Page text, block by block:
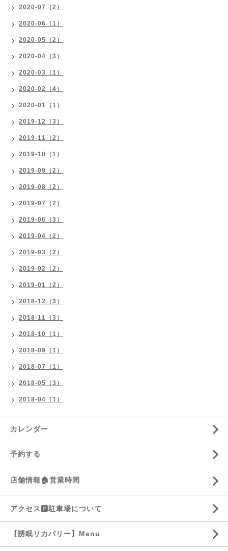
2020-07（2）
2020-06（1）
2020-05（2）
2020-04（3）
2020-03（1）
2020-02（4）
2020-01（1）
2019-12（3）
2019-11（2）
2019-10（1）
2019-09（2）
2019-08（2）
2019-07（2）
2019-06（3）
2019-04（2）
2019-03（2）
2019-02（2）
2019-01（2）
2018-12（3）
2018-11（3）
2018-10（1）
2018-09（1）
2018-07（1）
2018-05（3）
2018-04（1）
カレンダー
予約する
店舗情報🏠営業時間
アクセス🅿️駐車場について
【誘眠リカバリー】Menu